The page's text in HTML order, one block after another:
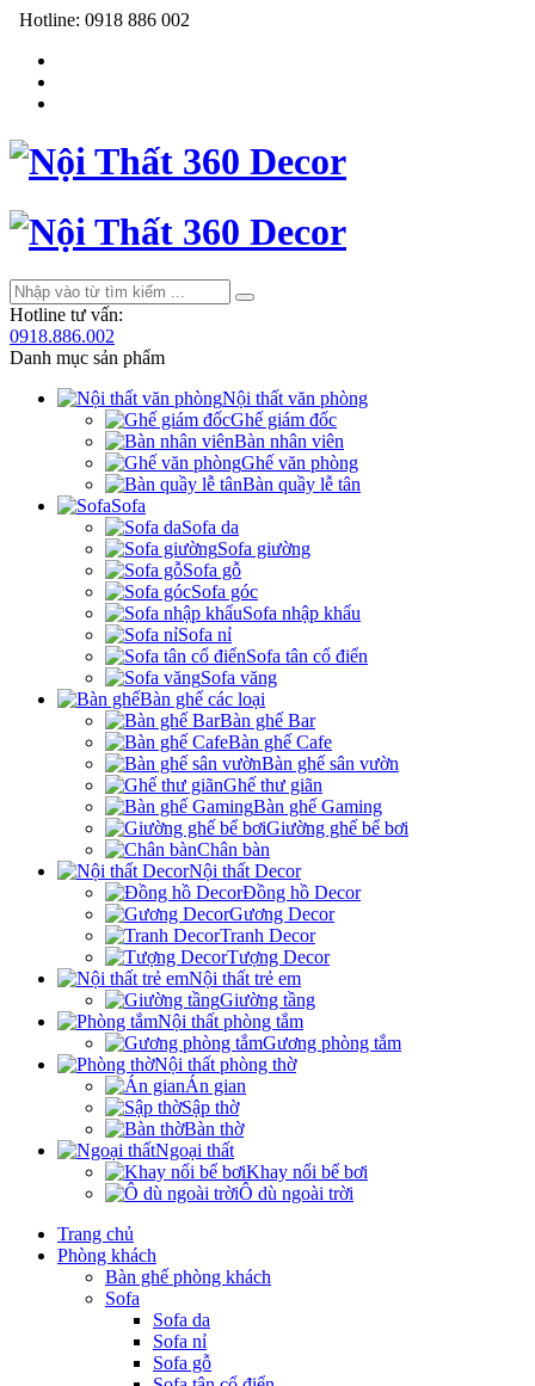
Hotline: 0918 886 002
Hotline tư vấn:
0918.886.002
Danh mục sản phẩm
Nội thất văn phòng
Ghế giám đốc
Bàn nhân viên
Ghế văn phòng
Bàn quầy lễ tân
Sofa
Sofa da
Sofa giường
Sofa gỗ
Sofa góc
Sofa nhập khẩu
Sofa nỉ
Sofa tân cổ điển
Sofa văng
Bàn ghế các loại
Bàn ghế Bar
Bàn ghế Cafe
Bàn ghế sân vườn
Ghế thư giãn
Bàn ghế Gaming
Giường ghế bể bơi
Chân bàn
Nội thất Decor
Đồng hồ Decor
Gương Decor
Tranh Decor
Tượng Decor
Nội thất trẻ em
Giường tầng
Nội thất phòng tắm
Gương phòng tắm
Nội thất phòng thờ
Án gian
Sập thờ
Bàn thờ
Ngoại thất
Khay nổi bể bơi
Ô dù ngoài trời
Trang chủ
Phòng khách
Bàn ghế phòng khách
Sofa
Sofa da
Sofa nỉ
Sofa gỗ